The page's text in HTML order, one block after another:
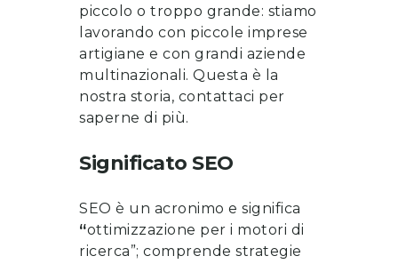
piccolo o troppo grande: stiamo
lavorando con piccole imprese
artigiane e con grandi aziende
multinazionali. Questa è la
nostra storia, contattaci per
saperne di più.
Significato SEO
SEO è un acronimo e significa
“ottimizzazione per i motori di
ricerca”; comprende strategie